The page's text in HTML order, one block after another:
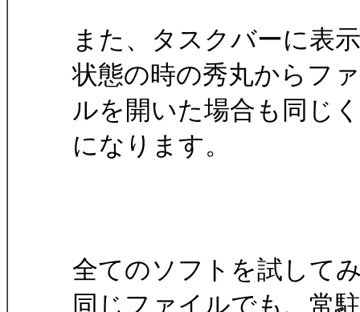
また、タスクバーに表
状態の時の秀丸からフ
ルを開いた場合も同じ
になります。
全てのソフトを試して
同じファイルでも、常